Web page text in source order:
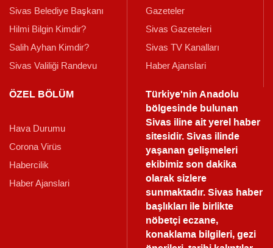
Sivas Belediye Başkanı
Hilmi Bilgin Kimdir?
Salih Ayhan Kimdir?
Sivas Valiliği Randevu
Gazeteler
Sivas Gazeteleri
Sivas TV Kanalları
Haber Ajanslari
ÖZEL BÖLÜM
Hava Durumu
Corona Virüs
Habercilik
Haber Ajanslari
Türkiye'nin Anadolu
bölgesinde bulunan
Sivas iline ait yerel haber
sitesidir. Sivas ilinde
yaşanan gelişmeleri
ekibimiz son dakika
olarak sizlere
sunmaktadır.Sivas haber
başlıkları ile birlikte
nöbetçi eczane,
konaklama bilgileri, gezi